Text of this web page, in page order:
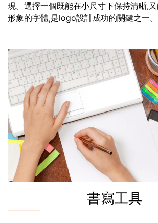
現。選擇一個既能在小尺寸下保持清晰,
形象的字體,是logo設計成功的關鍵之一。
書寫工具